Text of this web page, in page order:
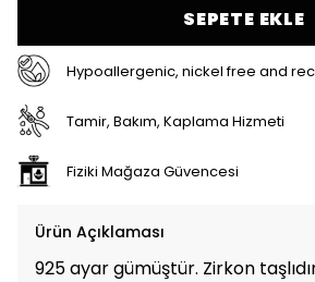
SEPETE EKLE
Hypoallergenic, nickel free and
Tamir, Bakım, Kaplama Hizmeti
Fiziki Mağaza Güvencesi
Ürün Açıklaması
925 ayar gümüştür. Zirkon